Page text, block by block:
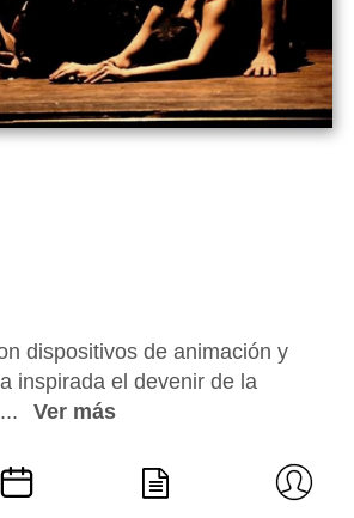
dispositivos de animación y
inspirada el devenir de la
Ver más